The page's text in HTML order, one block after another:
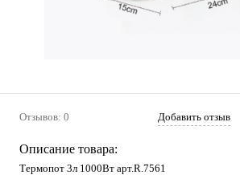
Отзывов: 0 Добавить отзыв
Описание товара:
Термопот 3л 1000Вт арт.R.7561